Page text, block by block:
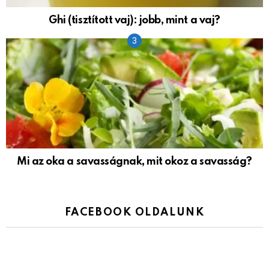
Ghi (tisztított vaj): jobb, mint a vaj?
Mi az oka a savasságnak, mit okoz a savasság?
FACEBOOK OLDALUNK